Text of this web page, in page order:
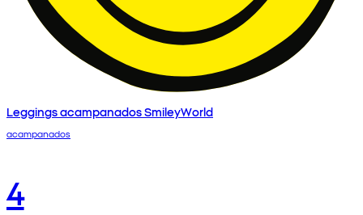
Leggings acampanados SmileyWorld
acampanados
4